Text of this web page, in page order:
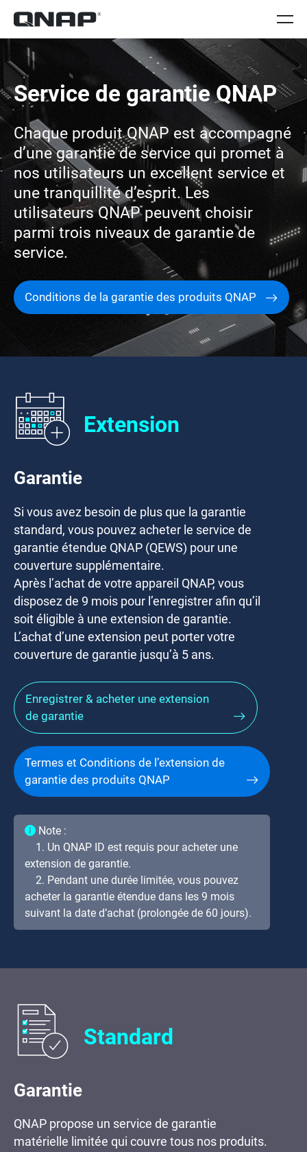
Service de garantie QNAP
Chaque produit QNAP est accompagné
d’une garantie de service qui promet à
nos utilisateurs un excellent service et
une tranquillité d’esprit. Les
utilisateurs QNAP peuvent choisir
parmi trois niveaux de garantie de
service.
Conditions de la garantie des produits QNAP
Standard
Garantie
QNAP propose un service de garantie
matérielle limitée qui couvre tous nos produits.
Extension
Garantie
Si vous avez besoin de plus que la garantie
standard, vous pouvez acheter le service de
garantie étendue QNAP (QEWS) pour une
couverture supplémentaire.
Après l’achat de votre appareil QNAP, vous
disposez de 9 mois pour l’enregistrer afin qu’il
soit éligible à une extension de garantie.
L’achat d’une extension peut porter votre
couverture de garantie jusqu’à 5 ans.
Enregistrer & acheter une extension
de garantie
Termes et Conditions de l’extension de
garantie des produits QNAP
Note :
1. Un QNAP ID est requis pour acheter une
extension de garantie.
2. Pendant une durée limitée, vous pouvez
acheter la garantie étendue dans les 9 mois
suivant la date d’achat (prolongée de 60 jours).